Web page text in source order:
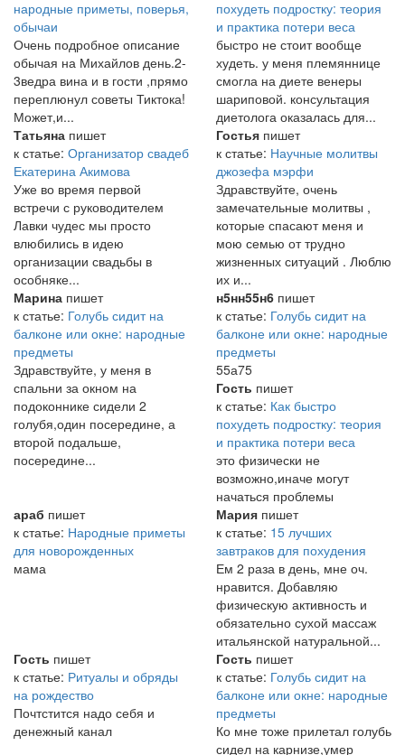
народные приметы, поверья,
обычаи
Очень подробное описание
обычая на Михайлов день.2-
3ведра вина и в гости ,прямо
переплюнул советы Тиктока!
Может,и...
похудеть подростку: теория
и практика потери веса
быстро не стоит вообще
худеть. у меня племяннице
смогла на диете венеры
шариповой. консультация
диетолога оказалась для...
Татьяна пишет
к статье: Организатор свадеб
Екатерина Акимова
Уже во время первой
встречи с руководителем
Лавки чудес мы просто
влюбились в идею
организации свадьбы в
особняке...
Гостья пишет
к статье: Научные молитвы
джозефа мэрфи
Здравствуйте, очень
замечательные молитвы ,
которые спасают меня и
мою семью от трудно
жизненных ситуаций . Люблю
их и...
Марина пишет
к статье: Голубь сидит на
балконе или окне: народные
предметы
Здравствуйте, у меня в
спальни за окном на
подоконнике сидели 2
голубя,один посередине, а
второй подальше,
посередине...
н5нн55н6 пишет
к статье: Голубь сидит на
балконе или окне: народные
предметы
55а75
Гость пишет
к статье: Как быстро
похудеть подростку: теория
и практика потери веса
это физически не
возможно,иначе могут
начаться проблемы
араб пишет
к статье: Народные приметы
для новорожденных
мама
Мария пишет
к статье: 15 лучших
завтраков для похудения
Ем 2 раза в день, мне оч.
нравится. Добавляю
физическую активность и
обязательно сухой массаж
итальянской натуральной...
Гость пишет
к статье: Ритуалы и обряды
на рождество
Почтстится надо себя и
денежный канал
Гость пишет
к статье: Голубь сидит на
балконе или окне: народные
предметы
Ко мне тоже прилетал голубь
сидел на карнизе,умер